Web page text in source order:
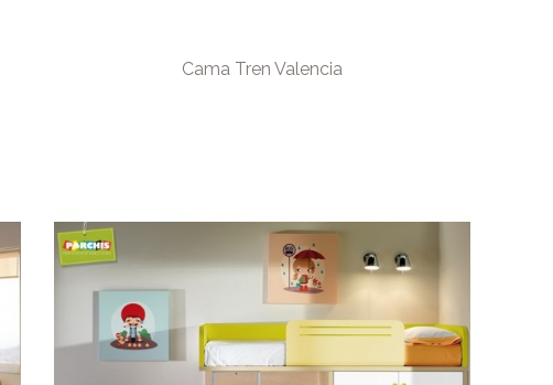
Cama Tren Valencia